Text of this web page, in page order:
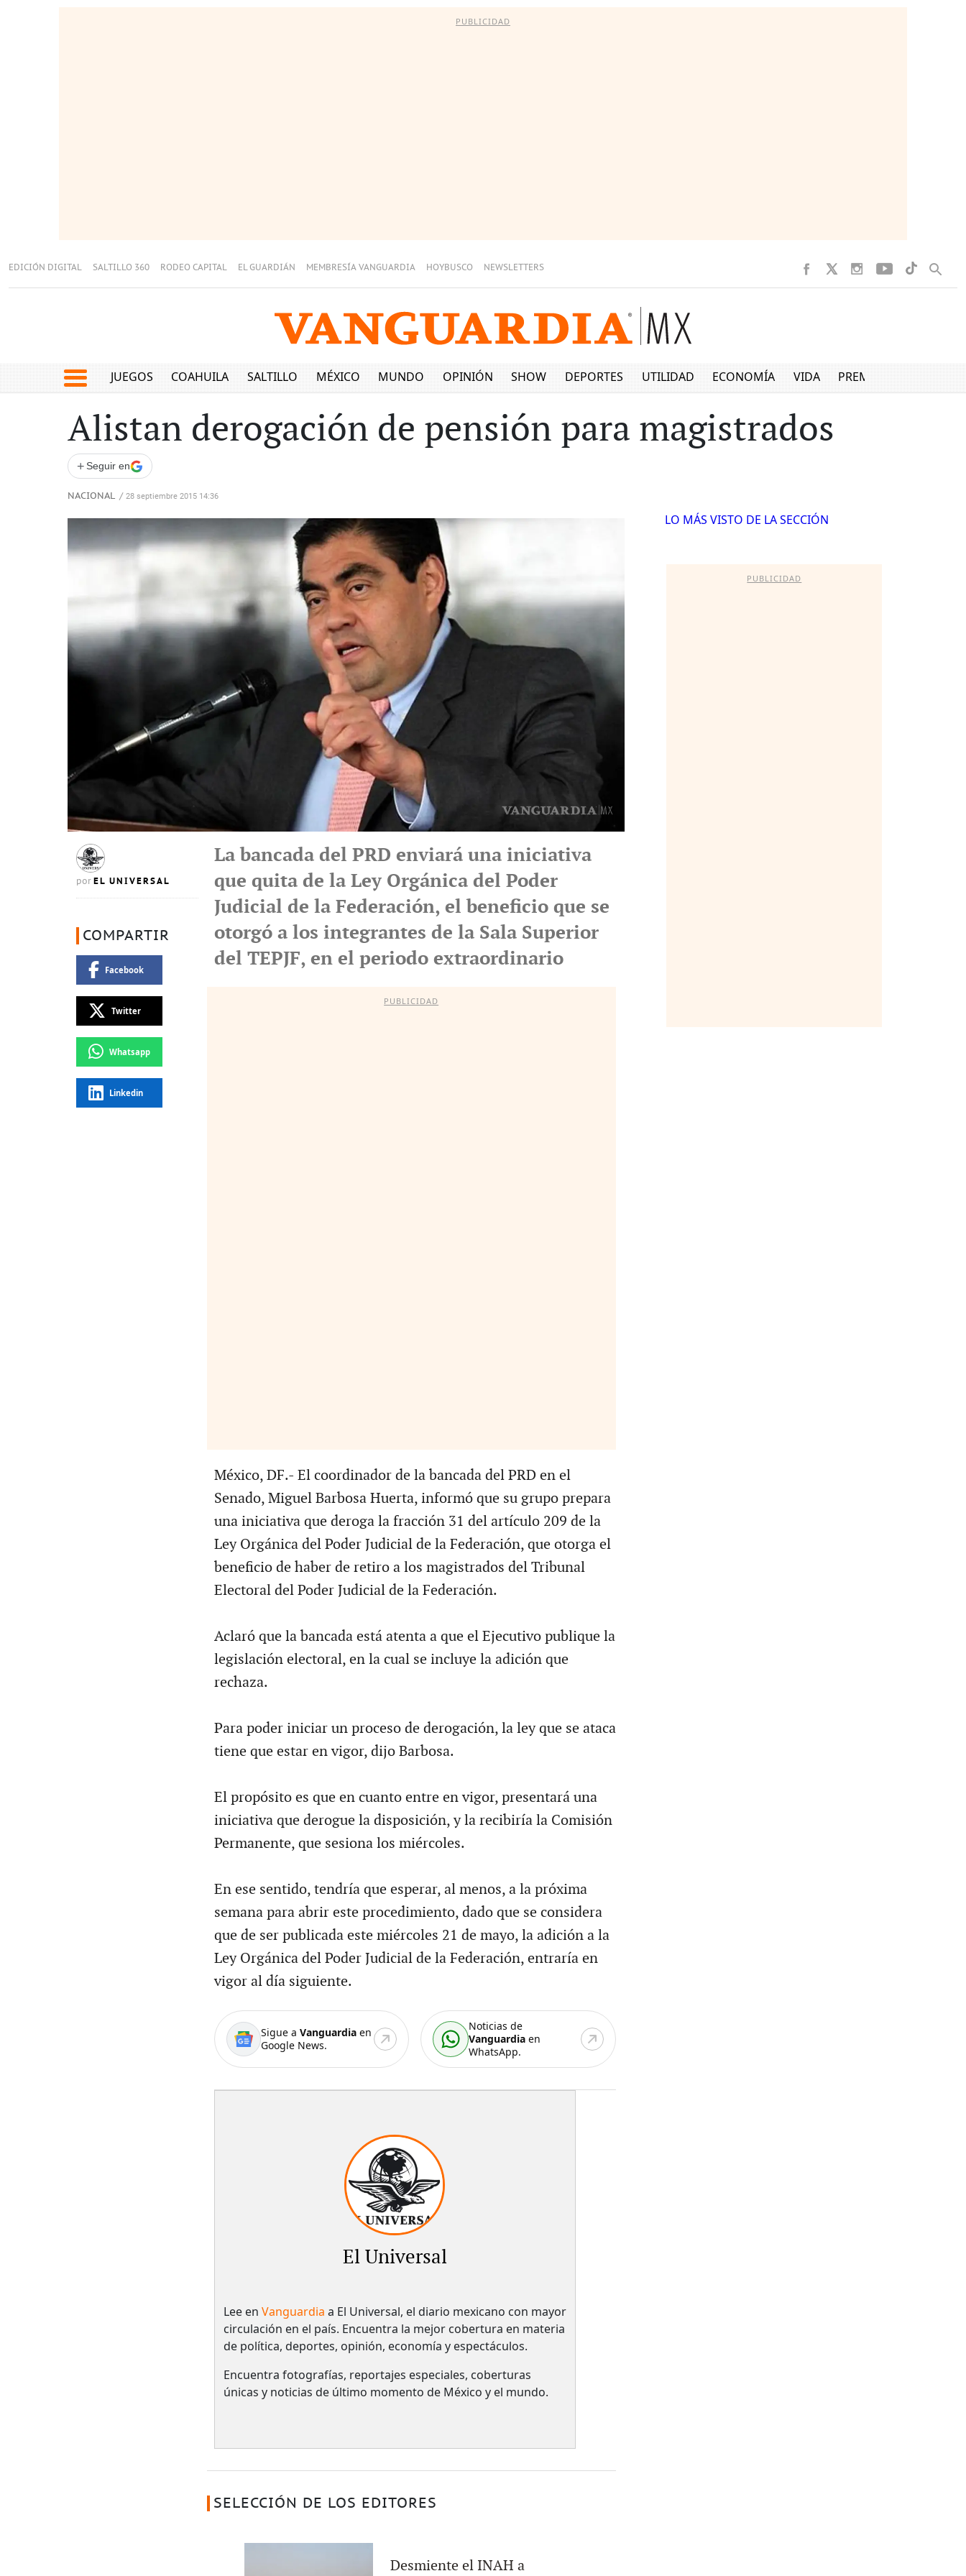
PUBLICIDAD
EDICIÓN DIGITAL SALTILLO 360 RODEO CAPITAL EL GUARDIÁN MEMBRESÍA VANGUARDIA HOYBUSCO NEWSLETTERS
JUEGOS COAHUILA SALTILLO MÉXICO MUNDO OPINIÓN SHOW DEPORTES UTILIDAD ECONOMÍA VIDA PREMIUM
Alistan derogación de pensión para magistrados
+ Seguir en
NACIONAL / 28 septiembre 2015 14:36
por EL UNIVERSAL
COMPARTIR
Facebook
Twitter
Whatsapp
Linkedin
La bancada del PRD enviará una iniciativa
que quita de la Ley Orgánica del Poder
Judicial de la Federación, el beneficio que se
otorgó a los integrantes de la Sala Superior
del TEPJF, en el periodo extraordinario
PUBLICIDAD
México, DF.- El coordinador de la bancada del PRD en el
Senado, Miguel Barbosa Huerta, informó que su grupo prepara
una iniciativa que deroga la fracción 31 del artículo 209 de la
Ley Orgánica del Poder Judicial de la Federación, que otorga el
beneficio de haber de retiro a los magistrados del Tribunal
Electoral del Poder Judicial de la Federación.
Aclaró que la bancada está atenta a que el Ejecutivo publique la
legislación electoral, en la cual se incluye la adición que
rechaza.
Para poder iniciar un proceso de derogación, la ley que se ataca
tiene que estar en vigor, dijo Barbosa.
El propósito es que en cuanto entre en vigor, presentará una
iniciativa que derogue la disposición, y la recibiría la Comisión
Permanente, que sesiona los miércoles.
En ese sentido, tendría que esperar, al menos, a la próxima
semana para abrir este procedimiento, dado que se considera
que de ser publicada este miércoles 21 de mayo, la adición a la
Ley Orgánica del Poder Judicial de la Federación, entraría en
vigor al día siguiente.
Sigue a Vanguardiaen
Google News.
Noticias de
Vanguardia en
WhatsApp.
El Universal
Lee en Vanguardia a El Universal, el diario mexicano con mayor
circulación en el país.​ Encuentra la mejor cobertura en materia
de política, deportes, opinión, economía y espectáculos.
Encuentra fotografías, reportajes especiales, coberturas
únicas y noticias de último momento de México y el mundo.
SELECCIÓN DE LOS EDITORES
Desmiente el INAH a
LO MÁS VISTO DE LA SECCIÓN
PUBLICIDAD